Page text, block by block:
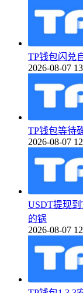
TP钱包闪兑
2026-08-07
TP钱包等待
2026-08-07
USDT提现
的锅
2026-08-07